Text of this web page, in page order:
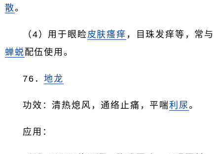
散。
（4）用于眼睑皮肤瘙痒 ，目珠发痒等，常与
蝉蜕配伍使用。
76．地龙
功效：清热熄风，通络止痛，平喘利尿。
应用：